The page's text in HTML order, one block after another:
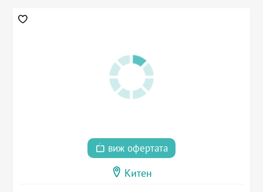
виж офертата
Китен